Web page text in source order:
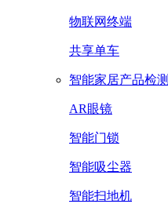
物联网终端
共享单车
智能家居产品检测
AR眼镜
智能门锁
智能吸尘器
智能扫地机